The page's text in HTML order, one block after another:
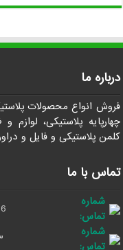
درباره ما
فروش انواع محصولات
چهارپایه پلاستیکی، لوازم
کلمن پلاستیکی و فایل و
تماس با ما
شماره
تماس:
شماره
تماس: